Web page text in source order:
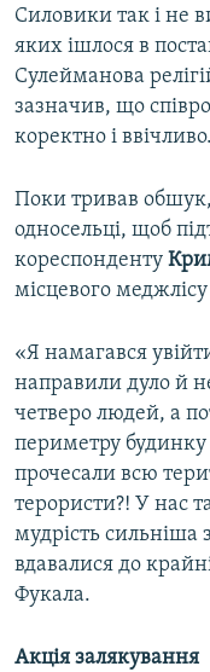
Силовики так і не
яких ішлося в
Сулейманова
зазначив, що
коректно і ввічливо.
Поки тривав
односельці, щоб
кореспонденту
місцевого
«Я намагався
направили дуло й
четверо людей, а
периметру будинку
прочесали всю
терористи?! У нас
мудрість сильніша
вдавалися до
Фукала.
Акція залякування